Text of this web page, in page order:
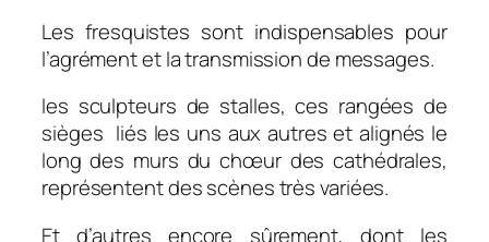
Les fresquistes sont indispensables pour
l’agrément et la transmission de messages.
les sculpteurs de stalles, ces rangées de
sièges liés les uns aux autres et alignés le
long des murs du chœur des cathédrales,
représentent des scènes très variées.
Et d’autres encore sûrement, dont les